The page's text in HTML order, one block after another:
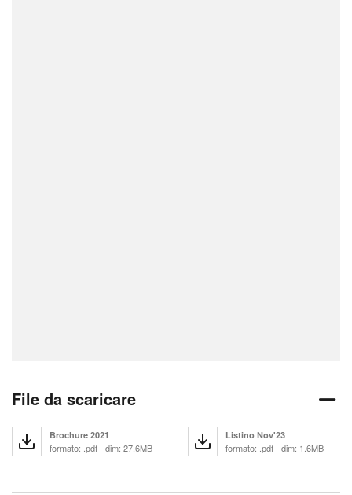
File da scaricare
Brochure 2021
formato: .pdf - dim: 27.6MB
Listino Nov'23
formato: .pdf - dim: 1.6MB